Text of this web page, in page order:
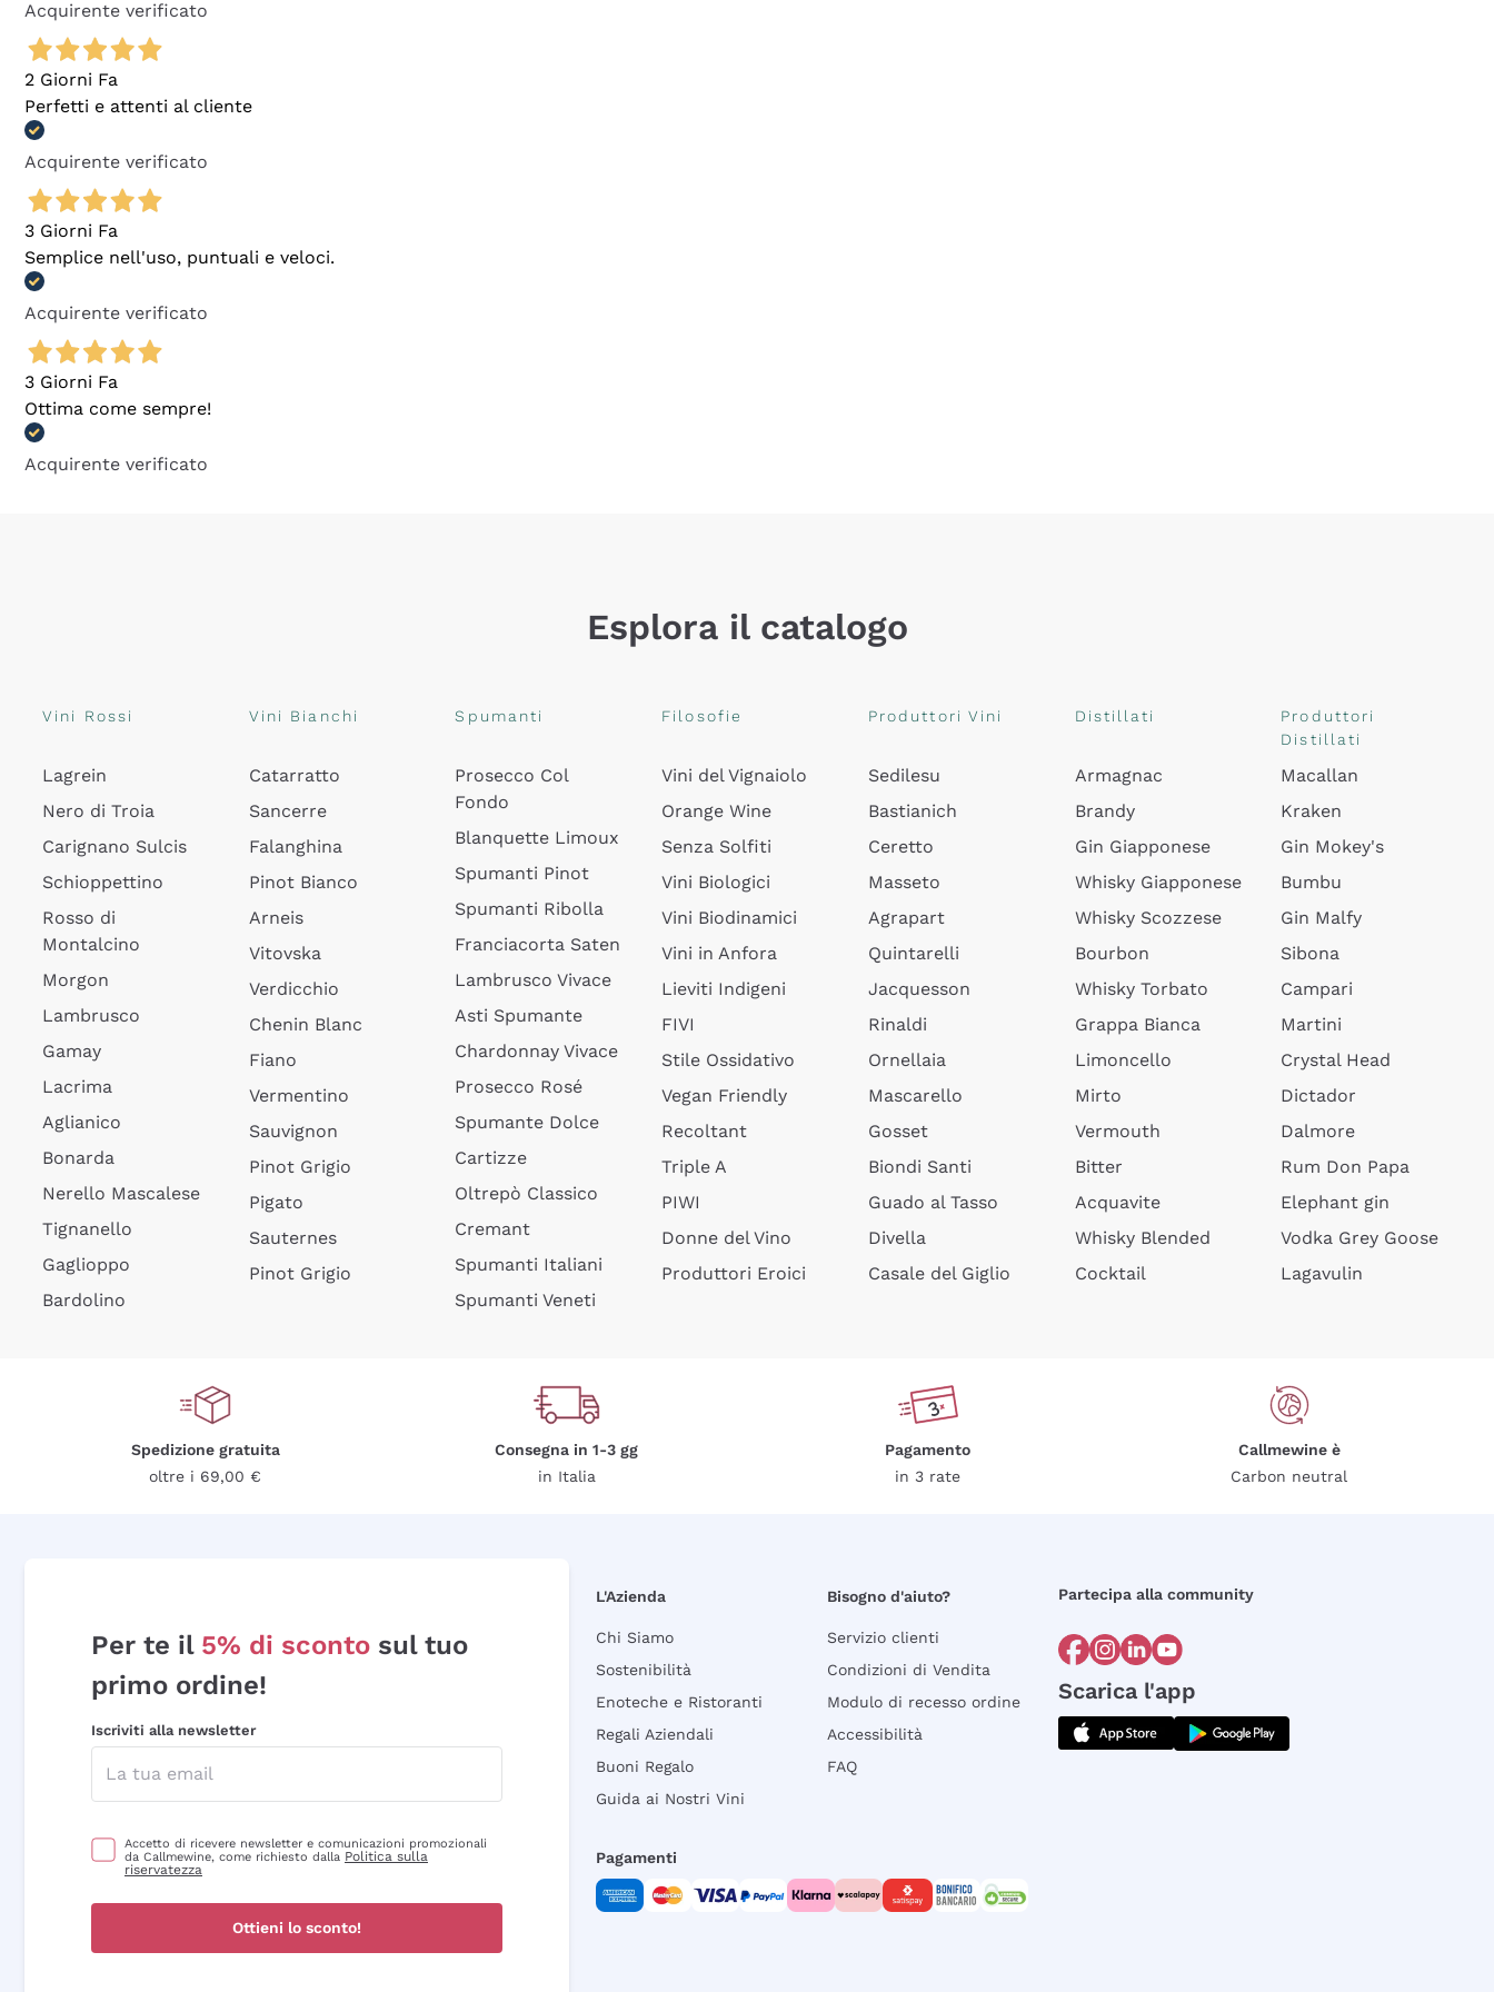
Acquirente verificato
2 Giorni Fa
Perfetti e attenti al cliente
Acquirente verificato
3 Giorni Fa
Semplice nell'uso, puntuali e veloci.
Acquirente verificato
3 Giorni Fa
Ottima come sempre!
Acquirente verificato
Esplora il catalogo
Vini Rossi
Lagrein
Nero di Troia
Carignano Sulcis
Schioppettino
Rosso di
Montalcino
Morgon
Lambrusco
Gamay
Lacrima
Aglianico
Bonarda
Nerello Mascalese
Tignanello
Gaglioppo
Bardolino
Vini Bianchi
Catarratto
Sancerre
Falanghina
Pinot Bianco
Arneis
Vitovska
Verdicchio
Chenin Blanc
Fiano
Vermentino
Sauvignon
Pinot Grigio
Pigato
Sauternes
Pinot Grigio
Spumanti
Prosecco Col
Fondo
Blanquette Limoux
Spumanti Pinot
Spumanti Ribolla
Franciacorta Saten
Lambrusco Vivace
Asti Spumante
Chardonnay Vivace
Prosecco Rosé
Spumante Dolce
Cartizze
Oltrepò Classico
Cremant
Spumanti Italiani
Spumanti Veneti
Filosofie
Vini del Vignaiolo
Orange Wine
Senza Solfiti
Vini Biologici
Vini Biodinamici
Vini in Anfora
Lieviti Indigeni
FIVI
Stile Ossidativo
Vegan Friendly
Recoltant
Triple A
PIWI
Donne del Vino
Produttori Eroici
Produttori Vini
Sedilesu
Bastianich
Ceretto
Masseto
Agrapart
Quintarelli
Jacquesson
Rinaldi
Ornellaia
Mascarello
Gosset
Biondi Santi
Guado al Tasso
Divella
Casale del Giglio
Distillati
Armagnac
Brandy
Gin Giapponese
Whisky Giapponese
Whisky Scozzese
Bourbon
Whisky Torbato
Grappa Bianca
Limoncello
Mirto
Vermouth
Bitter
Acquavite
Whisky Blended
Cocktail
Produttori
Distillati
Macallan
Kraken
Gin Mokey's
Bumbu
Gin Malfy
Sibona
Campari
Martini
Crystal Head
Dictador
Dalmore
Rum Don Papa
Elephant gin
Vodka Grey Goose
Lagavulin
Spedizione gratuita
oltre i 69,00 €
Consegna in 1-3 gg
in Italia
Pagamento
in 3 rate
Callmewine è
Carbon neutral
Per te il 5% di sconto sul tuo
primo ordine!
Iscriviti alla newsletter
Accetto di ricevere newsletter e comunicazioni promozionali
da Callmewine, come richiesto dalla Politica sulla
riservatezza
Ottieni lo sconto!
L'Azienda
Chi Siamo
Sostenibilità
Enoteche e Ristoranti
Regali Aziendali
Buoni Regalo
Guida ai Nostri Vini
Bisogno d'aiuto?
Servizio clienti
Condizioni di Vendita
Modulo di recesso ordine
Accessibilità
FAQ
Partecipa alla community
Scarica l'app
Pagamenti